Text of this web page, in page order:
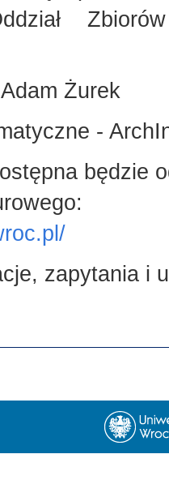
Żurek
-
będzie
zapytania i